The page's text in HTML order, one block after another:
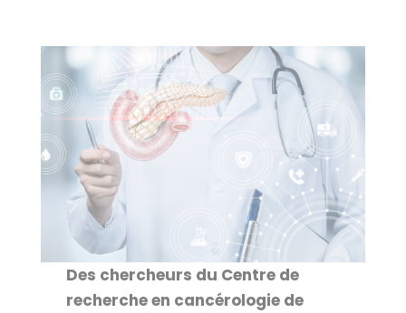
Des chercheurs du Centre de
recherche en cancérologie de